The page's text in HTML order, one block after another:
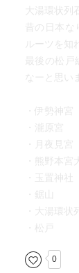
大湯環状列
昔の日本
ルーツを知
最後の松
なーと思い
・伊勢神宮
・瀧原宮
・月夜見宮
・熊野本宮
・玉置神社
・鋸山
・大湯環状
・松戸
0